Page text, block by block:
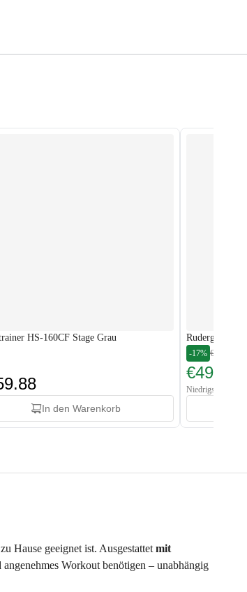
HS-160CF Stage Grau
In den Warenkorb
Rudergerät
-17% €599.88
€495.00
Niedrigster Preis:
Hause geeignet ist. Ausgestattet mit
Workout benötigen – unabhängig